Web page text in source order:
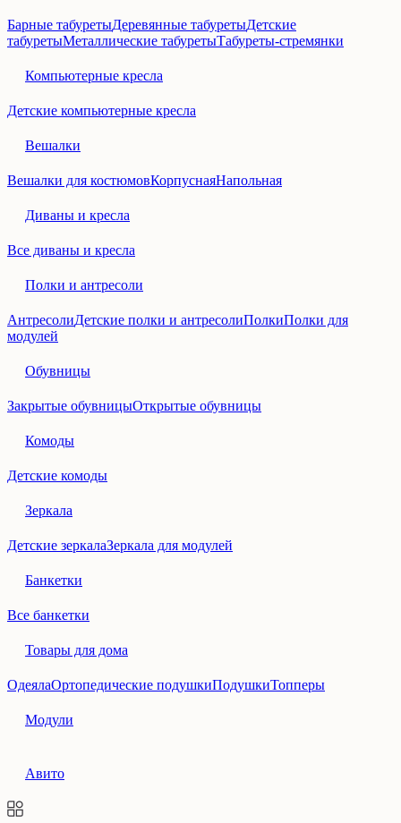
Барные табуретыДеревянные табуретыДетские
табуретыМеталлические табуретыТабуреты-стремянки
Компьютерные кресла
Детские компьютерные кресла
Вешалки
Вешалки для костюмовКорпуснаяНапольная
Диваны и кресла
Все диваны и кресла
Полки и антресоли
АнтресолиДетские полки и антресолиПолкиПолки для
модулей
Обувницы
Закрытые обувницыОткрытые обувницы
Комоды
Детские комоды
Зеркала
Детские зеркалаЗеркала для модулей
Банкетки
Все банкетки
Товары для дома
ОдеялаОртопедические подушкиПодушкиТопперы
Модули
Авито